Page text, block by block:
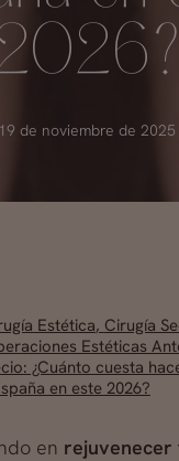
19 de noviembre de 2025
Estética, Cirugía
Estéticas
¿Cuánto cuesta
en este 2026?
en rejuvenecer